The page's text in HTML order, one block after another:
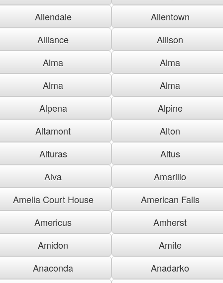
Allendale
Allentown
Alliance
Allison
Alma
Alma
Alma
Alma
Alpena
Alpine
Altamont
Alton
Alturas
Altus
Alva
Amarillo
Amelia Court House
American Falls
Americus
Amherst
Amidon
Amite
Anaconda
Anadarko